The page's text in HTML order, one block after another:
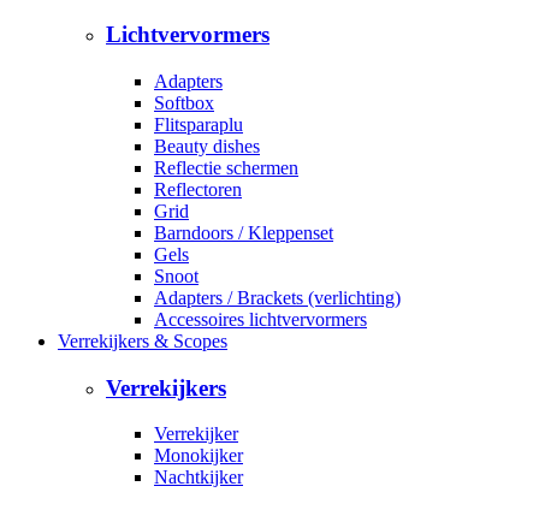
Lichtvervormers
Adapters
Softbox
Flitsparaplu
Beauty dishes
Reflectie schermen
Reflectoren
Grid
Barndoors / Kleppenset
Gels
Snoot
Adapters / Brackets (verlichting)
Accessoires lichtvervormers
Verrekijkers & Scopes
Verrekijkers
Verrekijker
Monokijker
Nachtkijker